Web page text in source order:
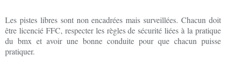
Les pistes libres sont non encadrées mais surveillées. Chacun doit
être licencié FFC, respecter les règles de sécurité liées à la pratique
du bmx et avoir une bonne conduite pour que chacun puisse
pratiquer.